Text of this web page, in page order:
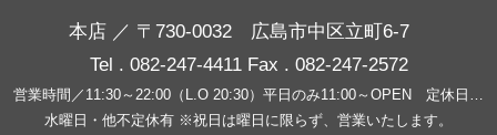
本店 ／ 〒730-0032 広島市中区立町6-7
Tel . 082-247-4411 Fax . 082-247-2572
営業時間／11:30～22:00（L.O 20:30）平日のみ11:00～OPEN 定休日…
水曜日・他不定休有 ※祝日は曜日に限らず、営業いたします。